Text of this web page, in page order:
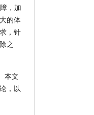
，加
的体
，针
之
本文
，以